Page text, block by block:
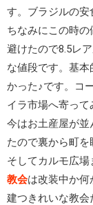
す。ブラジルの安
ちなみにこの時
避けたので8.5レ
な値段です。基
かった♪です。コ
イラ市場へ寄って
今はお土産屋が
たので裏から町を
そしてカルモ広場
教会は改装中か何
建つきれいな教